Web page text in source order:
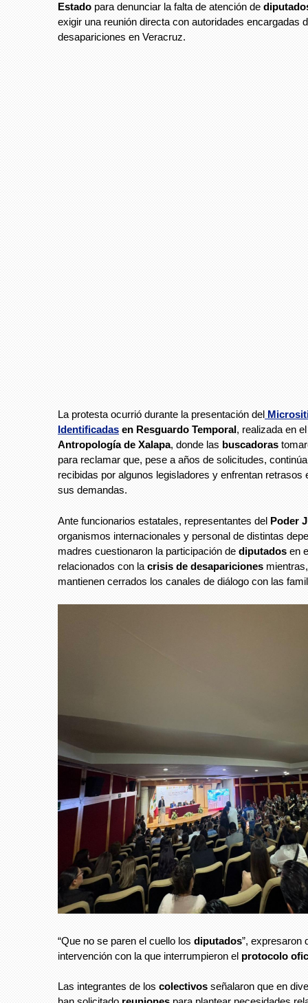
Estado para denunciar la falta de atención de
exigir una reunión directa con autoridades encargadas
desapariciones en Veracruz.
La protesta ocurrió durante la presentación del
Identificadas en Resguardo Temporal, realizada en
Antropología de Xalapa, donde las buscadoras
para reclamar que, pese a años de solicitudes,
recibidas por algunos legisladores y enfrentan retrasos
sus demandas.
Ante funcionarios estatales, representantes del Poder
organismos internacionales y personal de distintas
madres cuestionaron la participación de diputados en
relacionados con la crisis de desapariciones
mantienen cerrados los canales de diálogo con las
“Que no se paren el cuello los diputados”, expresaron
intervención con la que interrumpieron el protocolo
Las integrantes de los colectivos señalaron que en